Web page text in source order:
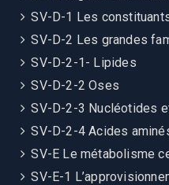
SV-D-1 Les
SV-D-2 Les grandes
SV-D-2-1- Lipides
SV-D-2-2 Oses
SV-D-2-3 Nucléotides
SV-D-2-4 Acides
SV-E Le métabolisme
SV-E-1